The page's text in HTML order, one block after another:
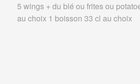
5 wings + du blé ou frites ou
au choix 1 boisson 33 cl au choix